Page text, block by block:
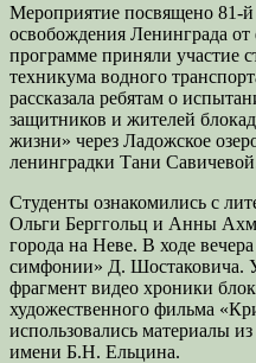
Мероприятие посвящено 81-
освобождения Ленинграда
программе приняли участие
техникума водного
рассказала ребятам о
защитников и жителей
жизни» через Ладожское
ленинградки Тани
Студенты ознакомились с
Ольги Берггольц и Анны
города на Неве. В ходе
симфонии» Д. Шостаковича.
фрагмент видео хроники
художественного фильма
использовались материалы
имени Б.Н. Ельцина.